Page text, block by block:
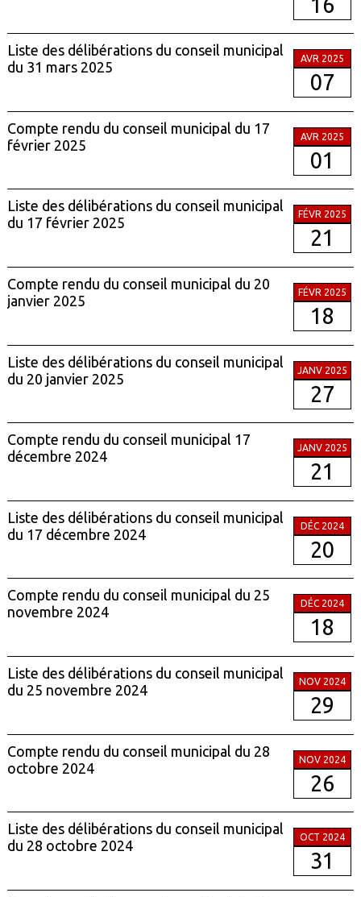
Liste des délibérations du conseil municipal
du 31 mars 2025
AVR 2025
07
Compte rendu du conseil municipal du 17
février 2025
AVR 2025
01
Liste des délibérations du conseil municipal
du 17 février 2025
FÉVR 2025
21
Compte rendu du conseil municipal du 20
janvier 2025
FÉVR 2025
18
Liste des délibérations du conseil municipal
du 20 janvier 2025
JANV 2025
27
Compte rendu du conseil municipal 17
décembre 2024
JANV 2025
21
Liste des délibérations du conseil municipal
du 17 décembre 2024
DÉC 2024
20
Compte rendu du conseil municipal du 25
novembre 2024
DÉC 2024
18
Liste des délibérations du conseil municipal
du 25 novembre 2024
NOV 2024
29
Compte rendu du conseil municipal du 28
octobre 2024
NOV 2024
26
Liste des délibérations du conseil municipal
du 28 octobre 2024
OCT 2024
31